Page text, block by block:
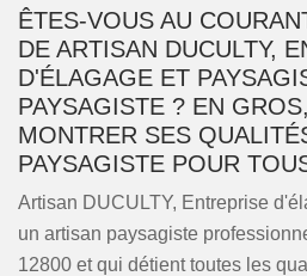
ÊTES-VOUS AU
DE ARTISAN DUCULTY,
D'ÉLAGAGE ET
PAYSAGISTE ? EN
MONTRER SES
PAYSAGISTE POUR
Artisan DUCULTY, Entreprise
un artisan paysagiste
12800 et qui détient toutes les